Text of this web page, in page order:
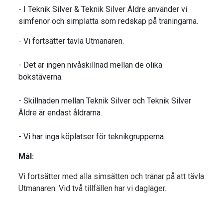
- I Teknik Silver & Teknik Silver Äldre använder vi
simfenor och simplatta som redskap på träningarna.
- Vi fortsätter tävla Utmanaren.
- Det är ingen nivåskillnad mellan de olika
bokstäverna.
- Skillnaden mellan Teknik Silver och Teknik Silver
Äldre är endast åldrarna.
- Vi har inga köplatser för teknikgrupperna.
Mål:
Vi fortsätter med alla simsätten och tränar på att tävla
Utmanaren. Vid två tillfällen har vi dagläger.